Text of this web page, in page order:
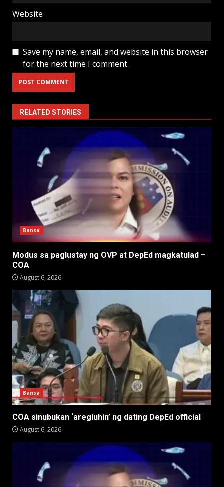
Website
Save my name, email, and website in this browser
for the next time I comment.
RELATED STORIES
Bansa
Modus sa paglustay ng OVP at DepEd magkatulad –
COA
August 6, 2026
Bansa
COA sinubukan ‘aregluhin’ ng dating DepEd official
August 6, 2026